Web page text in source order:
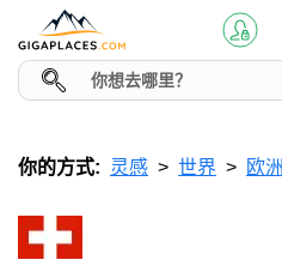
你的方式: 灵感 世界 欧洲